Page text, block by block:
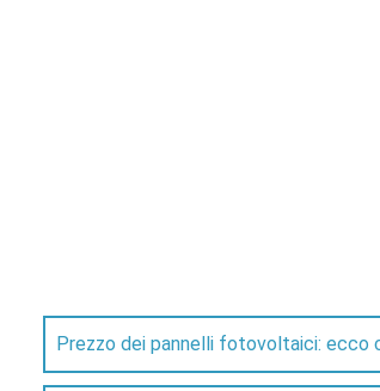
Prezzo dei pannelli fotovoltaici: ecco